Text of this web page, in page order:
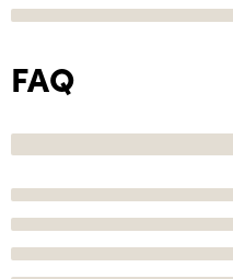
FAQ